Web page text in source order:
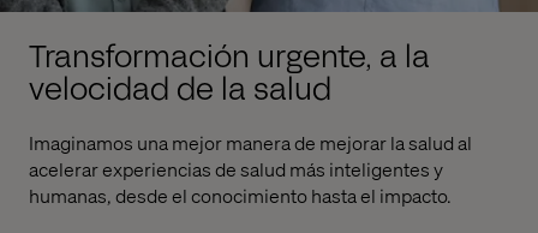
Transformación urgente, a la
velocidad de la salud
Imaginamos una mejor manera de mejorar la salud al
acelerar experiencias de salud más inteligentes y
humanas, desde el conocimiento hasta el impacto.